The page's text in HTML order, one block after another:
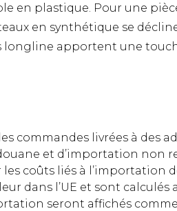
en plastique. Pour une
en synthétique se
longline apportent une
commandes livrées à des
et d’importation non
coûts liés à l’importation
dans l’UE et sont calculés
seront affichés